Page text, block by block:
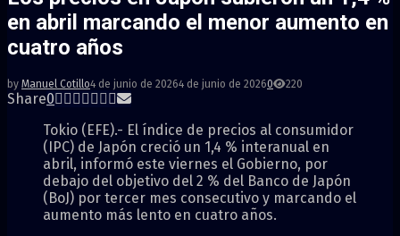
en abril marcando el menor aumento en
cuatro años
by Manuel Cotillo4 de junio de 20264 de junio de 20260 220
Share0
Tokio (EFE).- El índice de precios al consumidor
(IPC) de Japón creció un 1,4 % interanual en
abril, informó este viernes el Gobierno, por
debajo del objetivo del 2 % del Banco de Japón
(BoJ) por tercer mes consecutivo y marcando el
aumento más lento en cuatro años.